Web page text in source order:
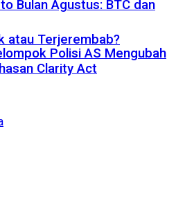
Bulan Agustus: BTC dan
atau Terjerembab?
Polisi AS Mengubah
Clarity Act